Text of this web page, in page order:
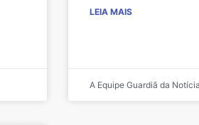
LEIA MAIS
A Equipe Guardiã da Notícia